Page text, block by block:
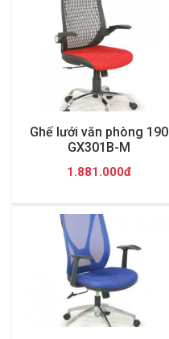
Ghế lưới văn phòng 190
GX301B-M
1.881.000đ